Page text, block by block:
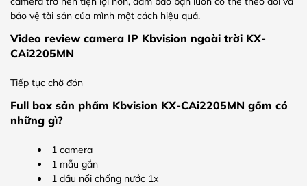
bảo vệ tài sản của mình một cách hiệu quả.
Video review camera IP Kbvision ngoài trời KX-
CAi2205MN
Tiếp tục chờ đón
Full box sản phẩm Kbvision KX-CAi2205MN gồm có
những gì?
1 camera
1 mẫu gắn
1 đầu nối chống nước 1x